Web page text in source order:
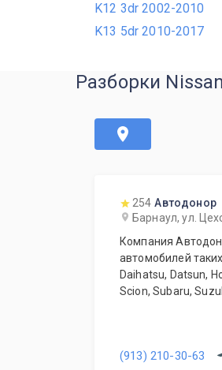
K12 3dr 2002-2010
K13 5dr 2010-2017
Разборки
254 Автодонор
Барнаул, ул.
Компания
автомобилей
Daihatsu, Datsun,
Scion, Subaru,
(913) 210-30-63